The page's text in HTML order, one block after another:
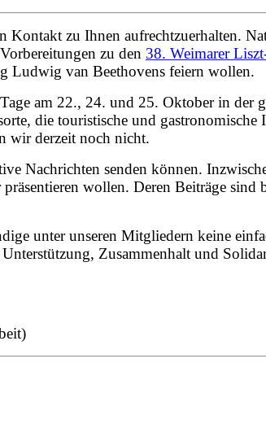
Kontakt zu Ihnen aufrechtzuerhalten.
zu den 38. Weimarer
Ludwig van Beethovens feiern wollen.
am 22., 24. und 25. Oktober in der
die touristische und
wir derzeit noch nicht.
Nachrichten senden können.
wollen. Deren Beiträge sind
unter unseren Mitgliedern keine
Zusammenhalt und